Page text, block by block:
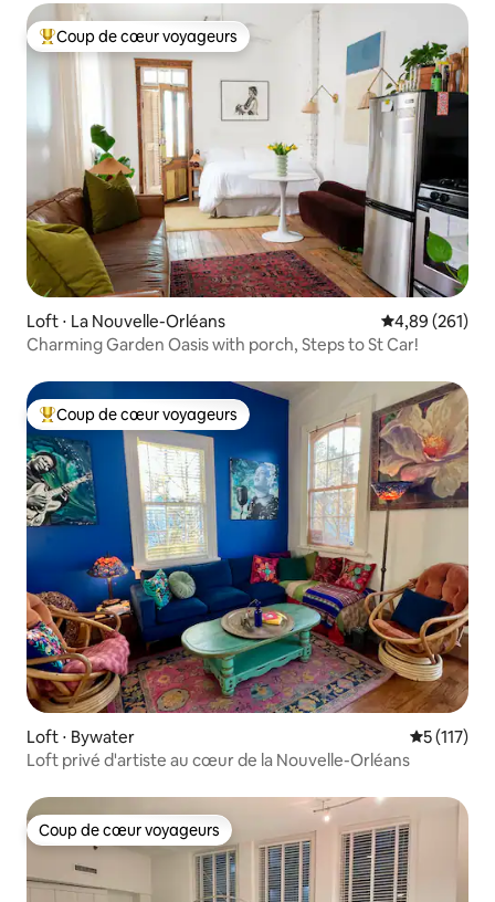
Coups de cœur voyageurs les plus appréciés
Coup de cœur voyageurs
Loft ⋅ La Nouvelle-Orléans Évaluation
4,89 (261)
Charming Garden Oasis with porch, Steps to St Car!
Coups de cœur voyageurs les plus appréciés
Coup de cœur voyageurs
Loft ⋅ Bywater Évaluation
5 (117)
Loft privé d'artiste au cœur de la Nouvelle-Orléans
Coup de cœur voyageurs
Coup de cœur voyageurs